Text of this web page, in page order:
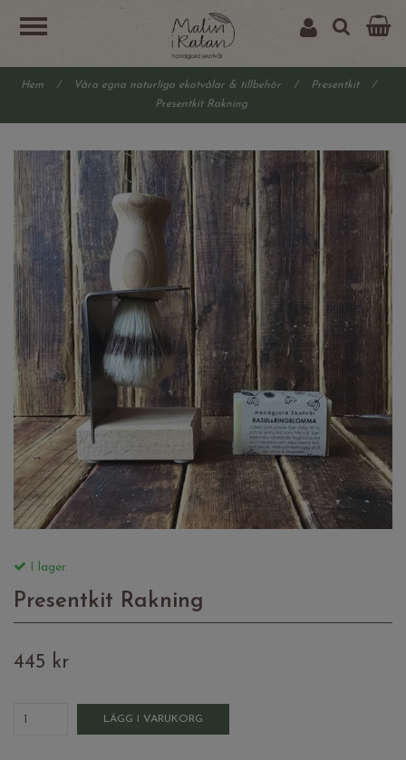
Hem / Våra egna naturliga ekotvålar & tillbehör / Presentkit
/
Presentkit Rakning
I lager.
Presentkit Rakning
445 kr
LÄGG I VARUKORG